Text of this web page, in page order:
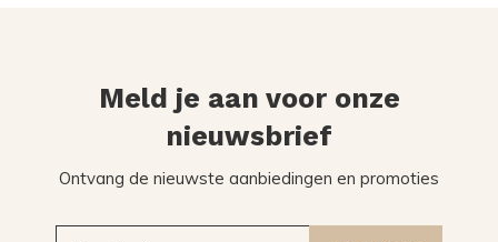
Meld je aan voor onze
nieuwsbrief
Ontvang de nieuwste aanbiedingen en promoties